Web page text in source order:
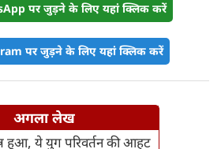
पर जुड़ने के लिए यहां क्लिक करें
पर जुड़ने के लिए यहां क्लिक करें
अगला लेख
हुआ, ये युग परिवर्तन की आहट